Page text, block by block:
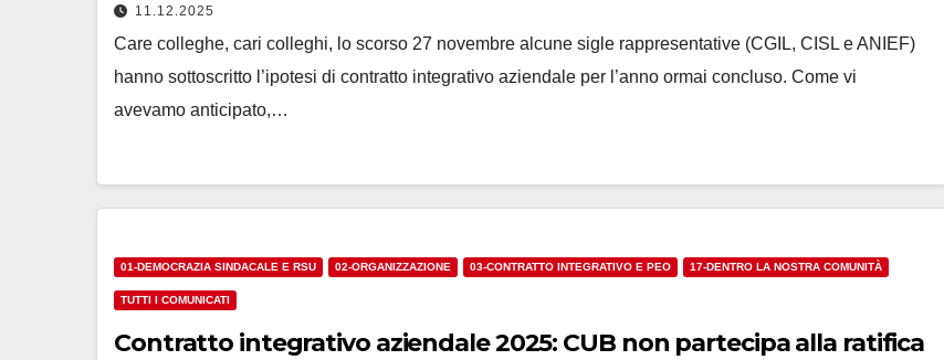
11.12.2025
Care colleghe, cari colleghi, lo scorso 27 novembre alcune sigle rappresentative (CGIL, CISL e ANIEF)
hanno sottoscritto l’ipotesi di contratto integrativo aziendale per l’anno ormai concluso. Come vi
avevamo anticipato,…
01-DEMOCRAZIA SINDACALE E RSU 02-ORGANIZZAZIONE 03-CONTRATTO INTEGRATIVO E PEO 17-DENTRO LA NOSTRA COMUNITÀ
TUTTI I COMUNICATI
Contratto integrativo aziendale 2025: CUB non partecipa alla ratifica